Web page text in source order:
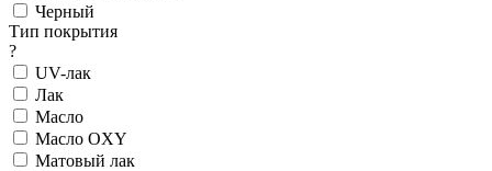
Черный
Тип покрытия
?
UV-лак
Лак
Масло
Масло OXY
Матовый лак